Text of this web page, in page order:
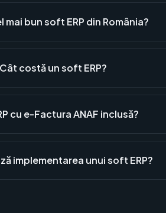
mai bun soft ERP din România?
Cât costă un soft ERP?
cu e-Factura ANAF inclusă?
implementarea unui soft ERP?